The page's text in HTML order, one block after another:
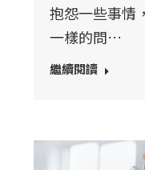
抱怨一些事情
一樣的問…
繼續閱讀